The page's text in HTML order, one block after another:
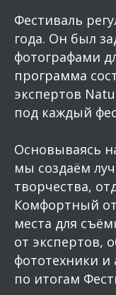
Фестиваль
года. Он был
фотографами
программа
экспертов
под каждый
Основываясь
мы создаём
творчества,
Комфортный
места для
от экспертов,
фототехники и
по итогам